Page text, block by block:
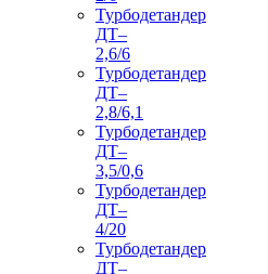
Турбодетандер
ДТ–
2,6/6
Турбодетандер
ДТ–
2,8/6,1
Турбодетандер
ДТ–
3,5/0,6
Турбодетандер
ДТ–
4/20
Турбодетандер
ДТ–